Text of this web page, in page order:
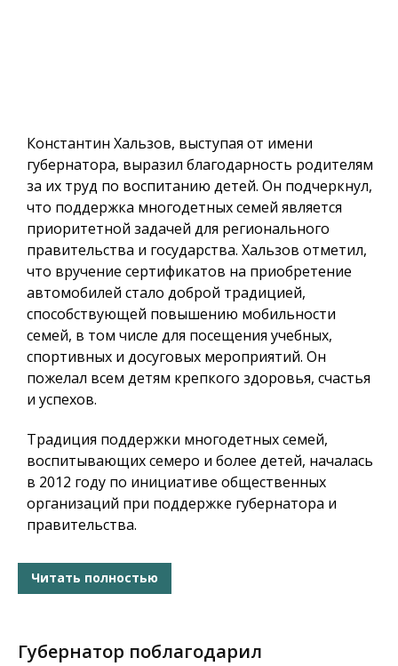
Константин Хальзов, выступая от имени
губернатора, выразил благодарность родителям
за их труд по воспитанию детей. Он подчеркнул,
что поддержка многодетных семей является
приоритетной задачей для регионального
правительства и государства. Хальзов отметил,
что вручение сертификатов на приобретение
автомобилей стало доброй традицией,
способствующей повышению мобильности
семей, в том числе для посещения учебных,
спортивных и досуговых мероприятий. Он
пожелал всем детям крепкого здоровья, счастья
и успехов.
Традиция поддержки многодетных семей,
воспитывающих семеро и более детей, началась
в 2012 году по инициативе общественных
организаций при поддержке губернатора и
правительства.
Читать полностью
Губернатор поблагодарил